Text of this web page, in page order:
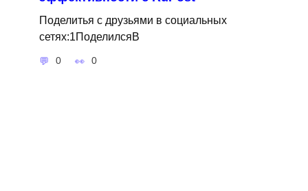
Поделитья с друзьями в социальных
сетях:1ПоделилсяВ
0 0